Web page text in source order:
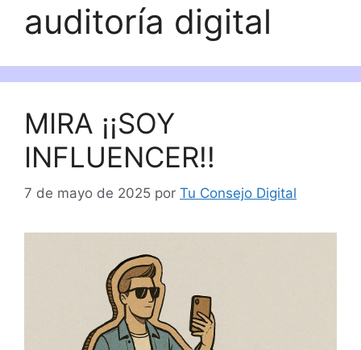
auditoría digital
MIRA ¡¡SOY
INFLUENCER!!
7 de mayo de 2025 por Tu Consejo Digital